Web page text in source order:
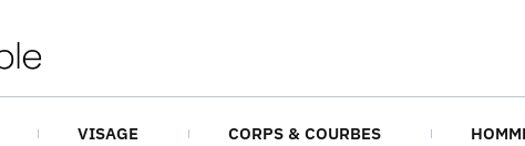
VISAGE CORPS & COURBES